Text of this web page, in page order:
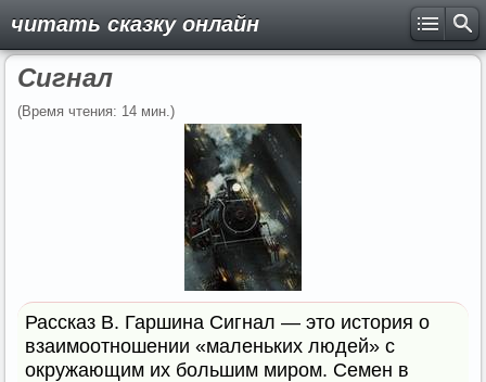
читать сказку онлайн
Сигнал
(Время чтения: 14 мин.)
Рассказ В. Гаршина Сигнал — это история о
взаимоотношении «маленьких людей» с
окружающим их большим миром. Семен в